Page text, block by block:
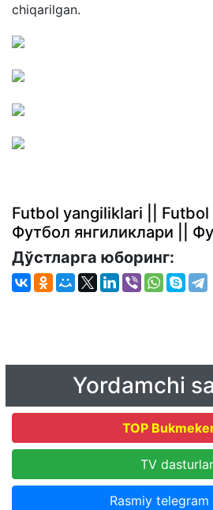
chiqarilgan.
Futbol yangiliklari || Futbol
Футбол янгиликлари ||
Дўстларга юборинг:
Yordamchi
TOP
TV dasturlar
Rasmiy telegram